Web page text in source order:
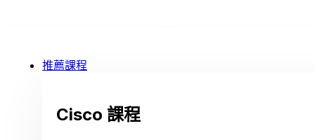
推薦課程
Cisco 課程